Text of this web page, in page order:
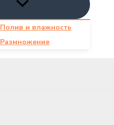
Полив и влажность
Размножение